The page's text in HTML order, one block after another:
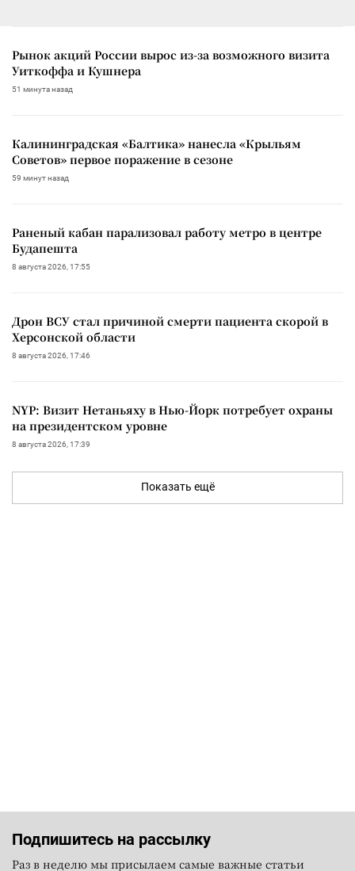
Рынок акций России вырос из-за возможного визита
Уиткоффа и Кушнера
51 минута назад
Калининградская «Балтика» нанесла «Крыльям
Советов» первое поражение в сезоне
59 минут назад
Раненый кабан парализовал работу метро в центре
Будапешта
8 августа 2026, 17:55
Дрон ВСУ стал причиной смерти пациента скорой в
Херсонской области
8 августа 2026, 17:46
NYP: Визит Нетаньяху в Нью-Йорк потребует охраны
на президентском уровне
8 августа 2026, 17:39
Показать ещё
Подпишитесь на рассылку
Раз в неделю мы присылаем самые важные статьи